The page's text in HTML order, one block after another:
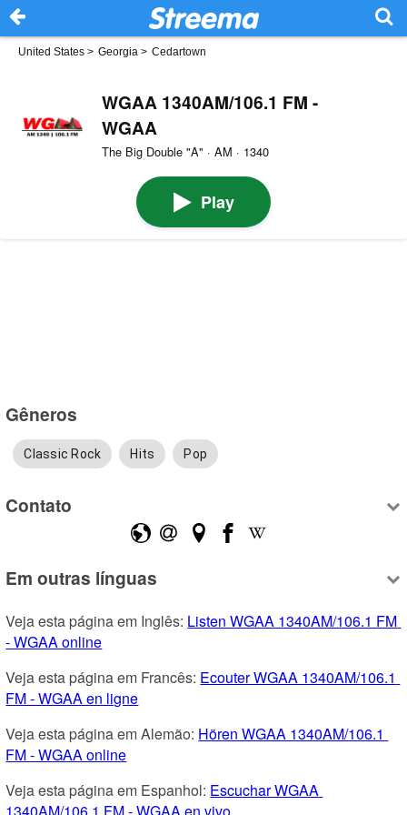
United States > Georgia > Cedartown
WGAA 1340AM/106.1 FM -
WGAA
The Big Double "A" · AM · 1340
Play
Gêneros
Classic Rock Hits Pop
Contato
Em outras línguas
Veja esta página em Inglês: Listen WGAA 1340AM/106.1 FM
- WGAA online
Veja esta página em Francês: Ecouter WGAA 1340AM/106.1
FM - WGAA en ligne
Veja esta página em Alemão: Hören WGAA 1340AM/106.1
FM - WGAA online
Veja esta página em Espanhol: Escuchar WGAA
1340AM/106.1 FM - WGAA en vivo